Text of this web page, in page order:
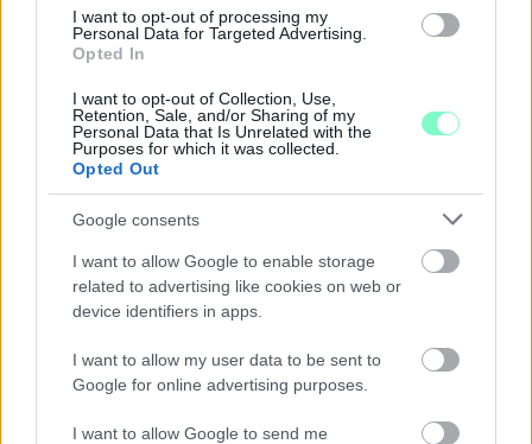
I want to opt-out of processing my
Personal Data for Targeted Advertising.
Opted In
I want to opt-out of Collection, Use,
Retention, Sale, and/or Sharing of my
Personal Data that Is Unrelated with the
Purposes for which it was collected.
Opted Out
Google consents
I want to allow Google to enable storage
related to advertising like cookies on web or
device identifiers in apps.
I want to allow my user data to be sent to
Google for online advertising purposes.
I want to allow Google to send me
A BAROKK ÖSSZES ÁRNYALATA ÉS MÉG EGY SOR
KIVÁLÓ PROGRAM VÁR MINDENKIT EZEN A HÉTVÉGÉN
GYŐRBEN
Középpontban a hagyományőrzés, de lesz Pogány Induló és
Majka koncert, jóga szeánsz, “borhajózás” és egy csomó minden